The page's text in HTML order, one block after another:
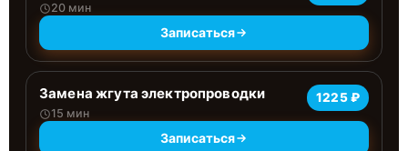
20 мин
Записаться
Замена жгута электропроводки
15 мин
1225 ₽
Записаться